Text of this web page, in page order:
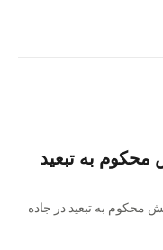
به تبعید
به تبعید در جاده